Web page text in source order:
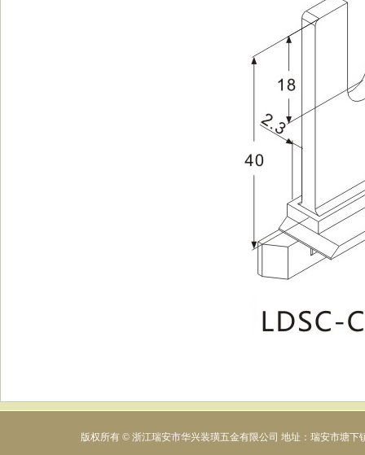
版权所有 © 浙江瑞安市华兴装璜五金有限公司 地址：瑞安市塘下